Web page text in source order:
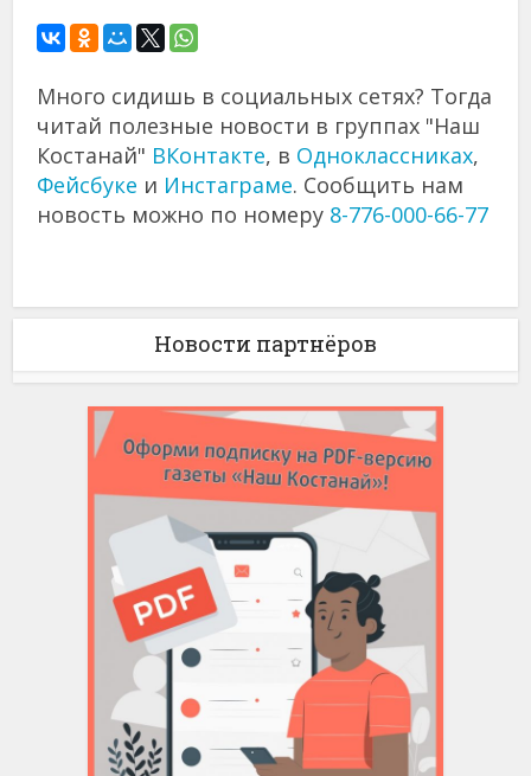
Много сидишь в социальных сетях? Тогда
читай полезные новости в группах "Наш
Костанай" ВКонтакте, в Одноклассниках,
Фейсбуке и Инстаграме. Сообщить нам
новость можно по номеру 8-776-000-66-77
Новости партнёров